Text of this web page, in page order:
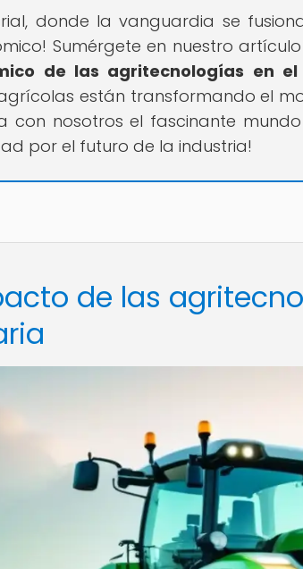
donde la vanguardia se
Sumérgete en nuestro
de las agritecnologías en
están transformando el
con nosotros el fascinante
por el futuro de la industria!
de las